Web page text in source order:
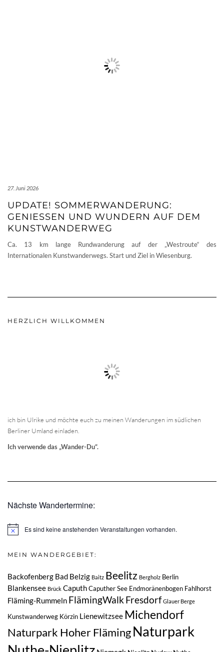
27. Juni 2026
UPDATE! SOMMERWANDERUNG:
GENIESSEN UND WUNDERN AUF DEM K
UNSTWANDERWEG
Ca. 13 km lange Rundwanderung auf der „Westroute“ des
Internationalen Kunstwanderwegs. Start und Ziel in Wiesenburg.
HERZLICH WILLKOMMEN
ich bin Ulrike und möchte euch zu meinen Wanderungen im südlichen
Berliner Umland einladen.
Ich verwende das „Wander-Du“.
Nächste Wandertermine:
HinweisEs sind keine anstehenden Veranstaltungen vorhanden.
MEIN WANDERGEBIET:
Backofenberg Bad Belzig Baitz Beelitz Bergholz Berlin
Blankensee Brück CaputhCaputher See Endmoränenbogen Fahlhorst
Fläming-Rummeln FlämingWalkFresdorf Glauer Berge
Kunstwanderweg Körzin Lienewitzsee Michendorf
Naturpark Hoher FlämingNaturpark